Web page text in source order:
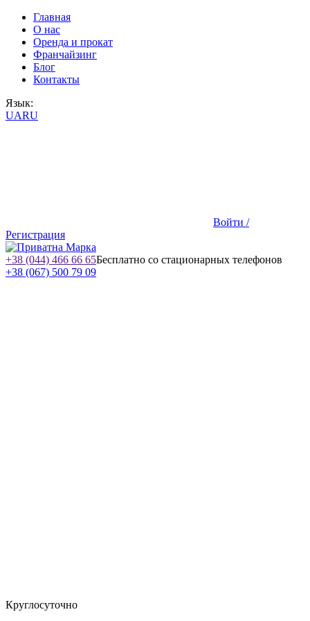
Главная
О нас
Оренда и прокат
Франчайзинг
Блог
Контакты
Язык:
UARU
Войти /
Регистрация
+38 (044) 466 66 65Бесплатно со стационарных телефонов
+38 (067) 500 79 09
Круглосуточно